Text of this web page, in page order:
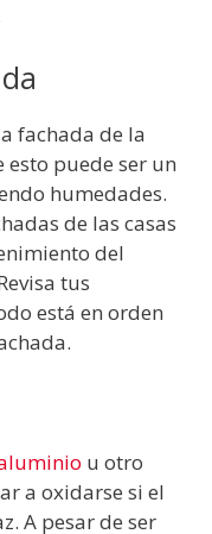
fachada de la
esto puede ser un
humedades.
de las casas
del
tus
está en orden
u otro
a oxidarse si el
A pesar de ser